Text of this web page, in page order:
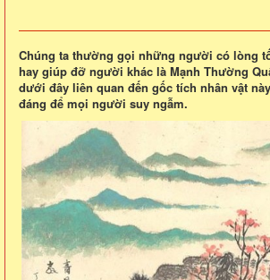
Chúng ta thường gọi những người có lòng
hay giúp đỡ người khác là Mạnh Thường
dưới đây liên quan đến gốc tích nhân vật
đáng để mọi người suy ngẫm.